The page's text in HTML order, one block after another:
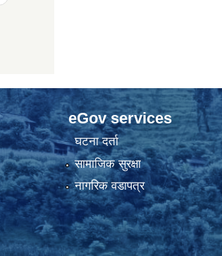
eGov services
घटना दर्ता
सामाजिक सुरक्षा
नागरिक वडापत्र